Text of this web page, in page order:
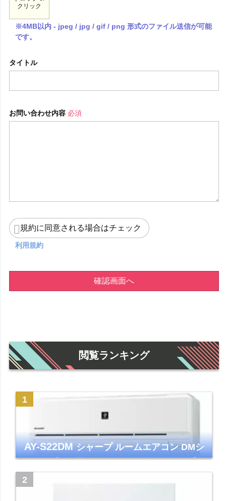
クリック
※4MB以内 - jpeg / jpg / gif / png 形式のファイル送信が可能
です。
タイトル
お問い合わせ内容 必須
規約に同意される場合はチェック
利用規約
確認画面へ
閲覧ランキング
AY-S22DMシャープ ルームエアコン DMシ
リーズ 主に6畳 ホワイト 2024年モデル プラ